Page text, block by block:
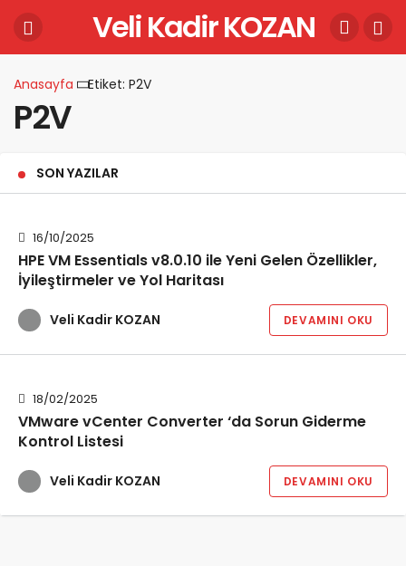
Veli Kadir KOZAN
Anasayfa Etiket: P2V
P2V
SON YAZILAR
16/10/2025
HPE VM Essentials v8.0.10 ile Yeni Gelen Özellikler,
İyileştirmeler ve Yol Haritası
Veli Kadir KOZAN DEVAMINI OKU
18/02/2025
VMware vCenter Converter ‘da Sorun Giderme
Kontrol Listesi
Veli Kadir KOZAN DEVAMINI OKU